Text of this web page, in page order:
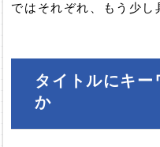
ではそれぞれ、もう少し
タイトルにキー
か